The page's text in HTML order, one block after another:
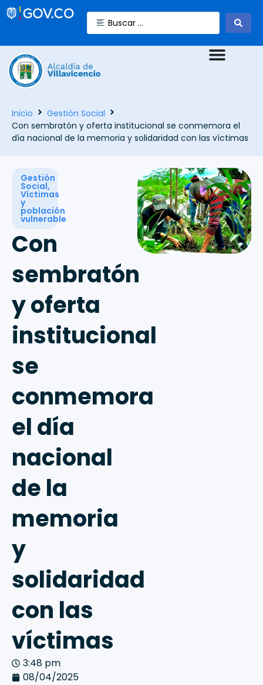
Inicio
Gestión Social
Con sembratón y oferta institucional se conmemora el
día nacional de la memoria y solidaridad con las víctimas
Gestión
Social,
Víctimas
y
población
vulnerable
Con
sembratón
y oferta
institucional
se
conmemora
el día
nacional
de la
memoria
y
solidaridad
con las
víctimas
3:48 pm
08/04/2025